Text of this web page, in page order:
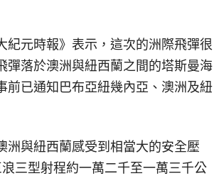
紀元時報》表示，這次的洲際飛彈很
彈落於澳洲與紐西蘭之間的塔斯曼海
前已通知巴布亞紐幾內亞、澳洲及紐
洲與紐西蘭感受到相當大的安全壓
三型射程約一萬二千至一萬三千公